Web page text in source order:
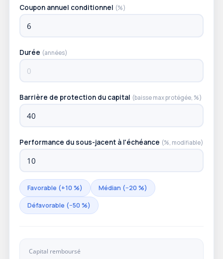
Coupon annuel conditionnel (%)
Durée (années)
Barrière de protection du capital (baisse max protégée, %)
Performance du sous-jacent à l'échéance (%, modifiable)
Favorable (+10 %) Médian (−20 %)
Défavorable (−50 %)
Capital remboursé